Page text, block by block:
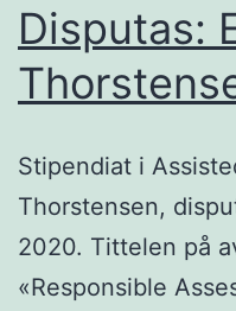
Disputas:
Stipendiat i
Thorstensen,
2020. Tittelen på
«Responsible